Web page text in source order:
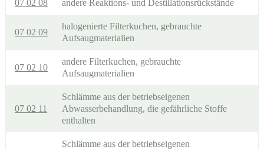
07 02 08 andere Reaktions- und Destillationsrückstände
07 02 09
halogenierte Filterkuchen, gebrauchte
Aufsaugmaterialien
07 02 10
andere Filterkuchen, gebrauchte
Aufsaugmaterialien
07 02 11
Schlämme aus der betriebseigenen
Abwasserbehandlung, die gefährliche Stoffe
enthalten
Schlämme aus der betriebseigenen